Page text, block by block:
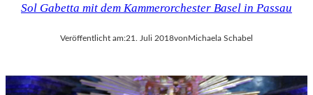
Sol Gabetta mit dem Kammerorchester Basel in Passau
Veröffentlicht am:21. Juli 2018vonMichaela Schabel